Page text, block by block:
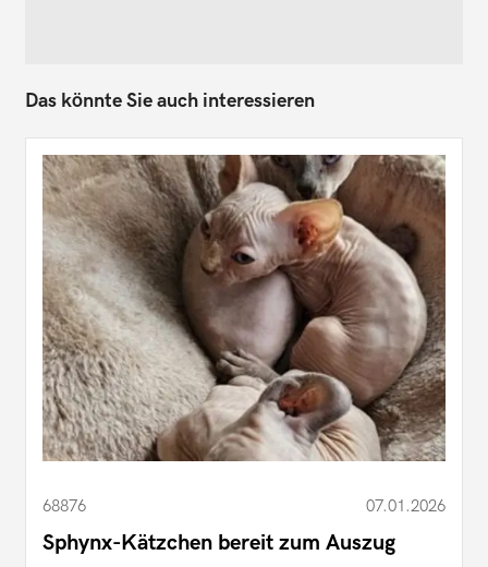
Das könnte Sie auch interessieren
68876 07.01.2026
Sphynx-Kätzchen bereit zum Auszug